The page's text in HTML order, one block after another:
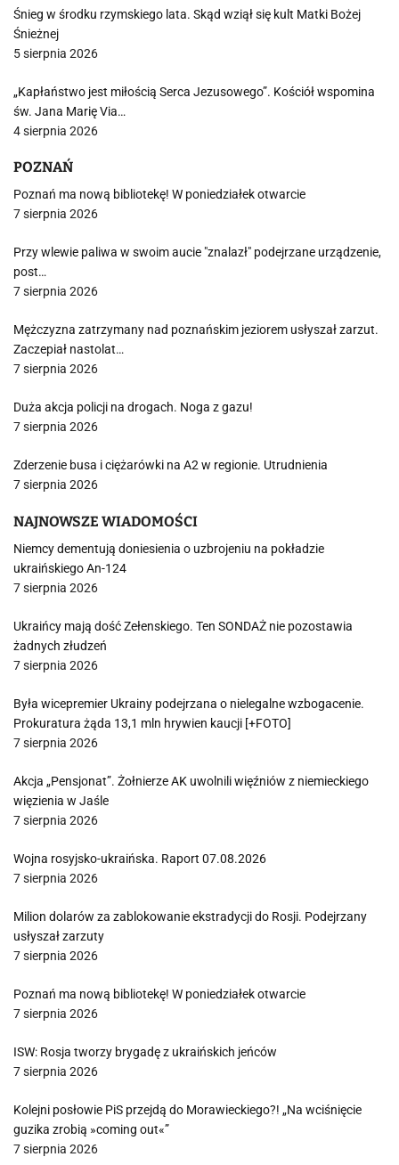
Śnieg w środku rzymskiego lata. Skąd wziął się kult Matki Bożej
Śnieżnej
5 sierpnia 2026
„Kapłaństwo jest miłością Serca Jezusowego”. Kościół wspomina
św. Jana Marię Via…
4 sierpnia 2026
POZNAŃ
Poznań ma nową bibliotekę! W poniedziałek otwarcie
7 sierpnia 2026
Przy wlewie paliwa w swoim aucie "znalazł" podejrzane urządzenie,
post…
7 sierpnia 2026
Mężczyzna zatrzymany nad poznańskim jeziorem usłyszał zarzut.
Zaczepiał nastolat…
7 sierpnia 2026
Duża akcja policji na drogach. Noga z gazu!
7 sierpnia 2026
Zderzenie busa i ciężarówki na A2 w regionie. Utrudnienia
7 sierpnia 2026
NAJNOWSZE WIADOMOŚCI
Niemcy dementują doniesienia o uzbrojeniu na pokładzie
ukraińskiego An-124
7 sierpnia 2026
Ukraińcy mają dość Zełenskiego. Ten SONDAŻ nie pozostawia
żadnych złudzeń
7 sierpnia 2026
Była wicepremier Ukrainy podejrzana o nielegalne wzbogacenie.
Prokuratura żąda 13,1 mln hrywien kaucji [+FOTO]
7 sierpnia 2026
Akcja „Pensjonat”. Żołnierze AK uwolnili więźniów z niemieckiego
więzienia w Jaśle
7 sierpnia 2026
Wojna rosyjsko-ukraińska. Raport 07.08.2026
7 sierpnia 2026
Milion dolarów za zablokowanie ekstradycji do Rosji. Podejrzany
usłyszał zarzuty
7 sierpnia 2026
Poznań ma nową bibliotekę! W poniedziałek otwarcie
7 sierpnia 2026
ISW: Rosja tworzy brygadę z ukraińskich jeńców
7 sierpnia 2026
Kolejni posłowie PiS przejdą do Morawieckiego?! „Na wciśnięcie
guzika zrobią »coming out«”
7 sierpnia 2026